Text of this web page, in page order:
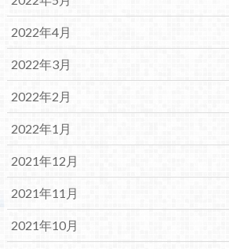
2022年4月
2022年3月
2022年2月
2022年1月
2021年12月
2021年11月
2021年10月